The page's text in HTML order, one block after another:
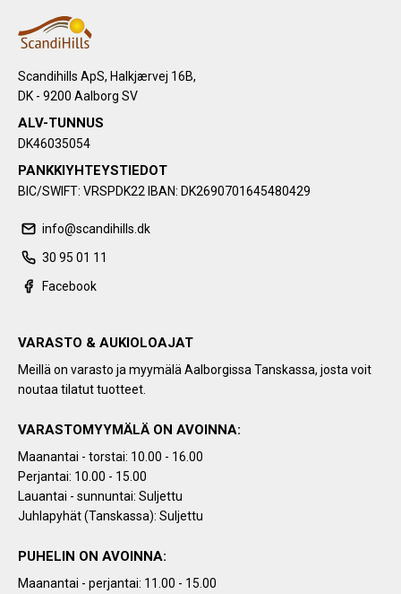
Scandihills ApS, Halkjærvej 16B,
DK - 9200 Aalborg SV
ALV-TUNNUS
DK46035054
PANKKIYHTEYSTIEDOT
BIC/SWIFT: VRSPDK22 IBAN: DK2690701645480429
info@scandihills.dk
30 95 01 11
Facebook
VARASTO & AUKIOLOAJAT
Meillä on varasto ja myymälä Aalborgissa Tanskassa, josta voit
noutaa tilatut tuotteet.
VARASTOMYYMÄLÄ ON AVOINNA:
Maanantai - torstai: 10.00 - 16.00
Perjantai: 10.00 - 15.00
Lauantai - sunnuntai: Suljettu
Juhlapyhät (Tanskassa): Suljettu
PUHELIN ON AVOINNA:
Maanantai - perjantai: 11.00 - 15.00